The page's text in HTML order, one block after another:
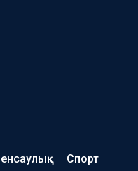
Спорт